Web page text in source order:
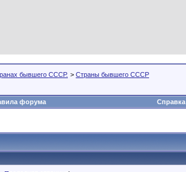
бывшего СССР. > Страны бывшего СССР
форума Справка